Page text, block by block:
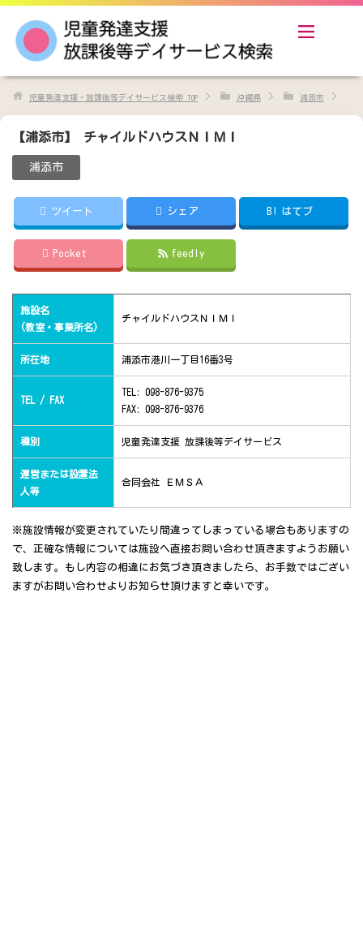
児童発達支援・放課後等デイサービス検索 TOP 沖縄県 浦添市
【浦添市】 チャイルドハウスＮＩＭＩ
浦添市
ツイート シェア B! はてブ
Pocket feedly
施設名
(教室・事業所名)
チャイルドハウスＮＩＭＩ
所在地 浦添市港川一丁目16番3号
TEL / FAX
TEL: 098-876-9375
FAX: 098-876-9376
種別 児童発達支援 放課後等デイサービス
運営または設置法
人等
合同会社 ＥＭＳＡ
※施設情報が変更されていたり間違ってしまっている場合もありますの
で、正確な情報については施設へ直接お問い合わせ頂きますようお願い
致します。もし内容の相違にお気づき頂きましたら、お手数ではござい
ますがお問い合わせよりお知らせ頂けますと幸いです。